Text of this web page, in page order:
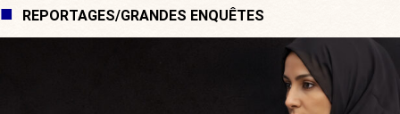
REPORTAGES/GRANDES ENQUÊTES